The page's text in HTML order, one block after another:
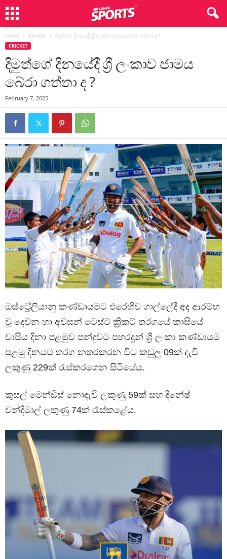
Home Cricket දිමුත්ගේ දිනයේදී ශ්‍රී ලංකාව ජාමය බේරා ගත්තා ද ?
CRICKET
දිමුත්ගේ දිනයේදී ශ්‍රී ලංකාව ජාමය
බේරා ගත්තා ද ?
February 7, 2025
ඔස්ට්‍රේලියානු කණ්ඩායමට එරෙහිව ගාල්ලේදී අද ආරම්භ
වූ දෙවන හා අවසන් ටෙස්ට් ක්‍රිකට් තරගයේ කාසියේ
වාසිය දිනා පළමුව පන්දුවට පහරදුන් ශ්‍රී ලංකා කණ්ඩායම
පළමු දිනයට තරග නතරකරන විට කඩුලු 09ක් දැවී
ලකුණු 229ක් රැස්කරගෙන සිටියේය.
කුසල් මෙන්ඩිස් නොදැවී ලකුණු 59ක් සහ දිනේෂ්
චන්දිමාල් ලකුණු 74ක් රැස්කළේය.